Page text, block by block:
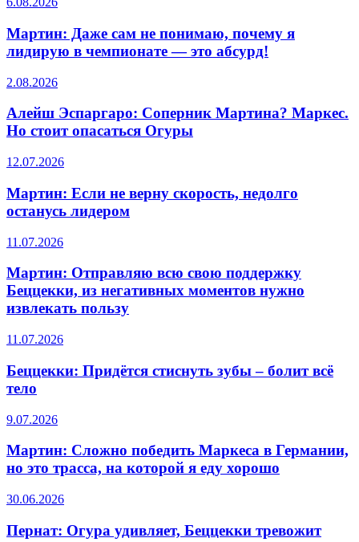
Мартин: Даже сам не понимаю, почему я
лидирую в чемпионате — это абсурд!
2.08.2026
Алейш Эспаргаро: Соперник Мартина? Маркес.
Но стоит опасаться Огуры
12.07.2026
Мартин: Если не верну скорость, недолго
останусь лидером
11.07.2026
Мартин: Отправляю всю свою поддержку
Беццекки, из негативных моментов нужно
извлекать пользу
11.07.2026
Беццекки: Придётся стиснуть зубы – болит всё
тело
9.07.2026
Мартин: Сложно победить Маркеса в Германии,
но это трасса, на которой я еду хорошо
30.06.2026
Пернат: Огура удивляет, Беццекки тревожит